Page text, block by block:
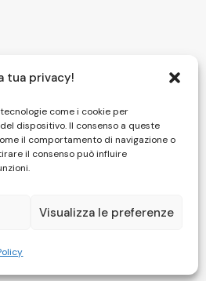
tua privacy!
come i cookie per
dispositivo. Il consenso a queste
il comportamento di navigazione o
il consenso può influire
Visualizza le preferenze